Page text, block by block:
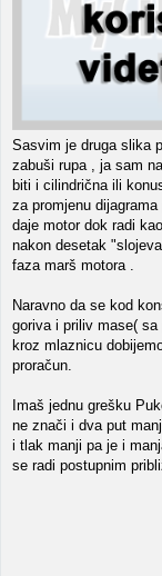
Sasvim je druga slika
zabuši rupa , ja sam
biti i cilindrična ili
za promjenu
daje motor dok radi
nakon desetak
faza marš motora .
Naravno da se kod
goriva i priliv mase(
kroz mlaznicu
proračun.
Imaš jednu grešku
ne znači i dva put
i tlak manji pa je i
se radi postupnim